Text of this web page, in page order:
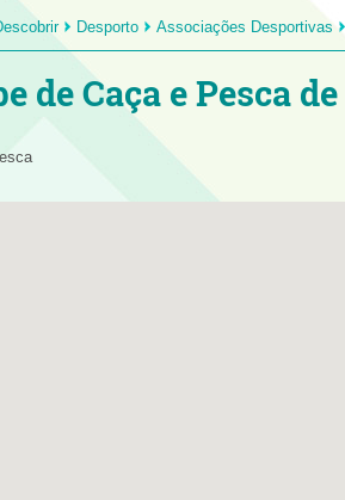
Desporto Associações Desportivas
de Caça e Pesca